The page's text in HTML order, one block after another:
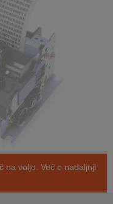
na voljo. Več o nadaljnji